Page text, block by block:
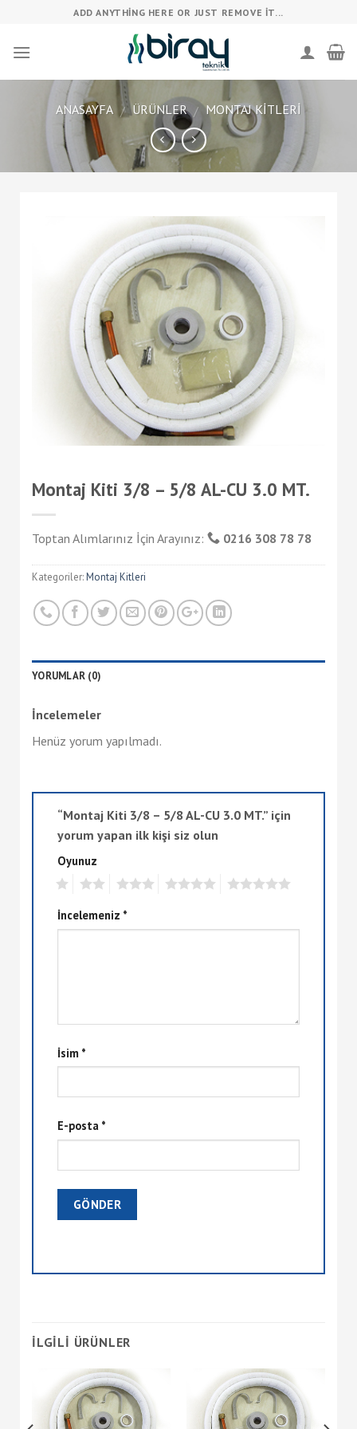
content
ADD ANYTHING HERE OR JUST REMOVE IT...
ANASAYFA / ÜRÜNLER / MONTAJ KITLERI
Montaj Kiti 3/8 – 5/8 AL-CU 3.0 MT.
Toptan Alımlarınız İçin Arayınız: 0216 308 78 78
Kategoriler:Montaj Kitleri
YORUMLAR (0)
İncelemeler
Henüz yorum yapılmadı.
“Montaj Kiti 3/8 – 5/8 AL-CU 3.0 MT.” için
yorum yapan ilk kişi siz olun
Oyunuz
İncelemeniz *
İsim *
E-posta *
İLGILI ÜRÜNLER